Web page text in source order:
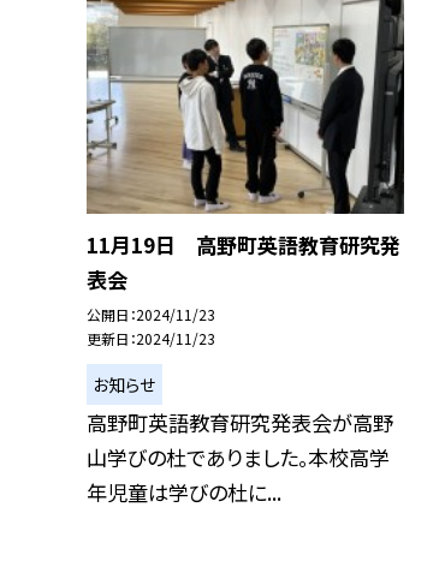
11月19日 高野町英語教育研究発
表会
公開日 2024/11/23
更新日 2024/11/23
お知らせ
高野町英語教育研究発表会が高野
山学びの杜でありました。本校高学
年児童は学びの杜に...